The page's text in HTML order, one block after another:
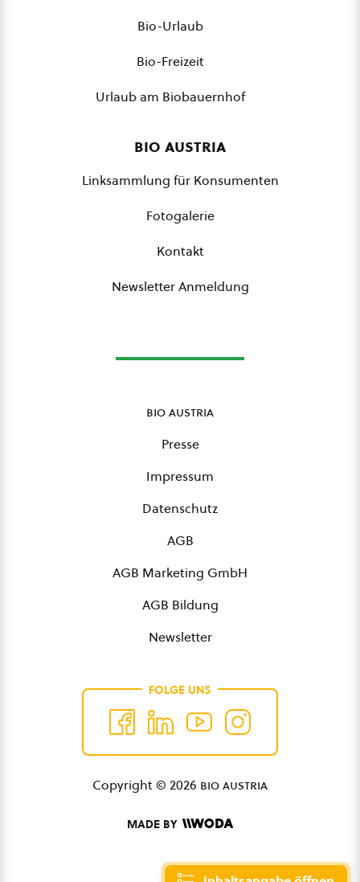
Bio-Urlaub
Bio-Freizeit
Urlaub am Biobauernhof
bio austria
Linksammlung für Konsumenten
Fotogalerie
Kontakt
Newsletter Anmeldung
bio austria
Presse
Impressum
Datenschutz
AGB
AGB Marketing GmbH
AGB Bildung
Newsletter
FOLGE UNS
Copyright © 2026 bio austria
MADE BY